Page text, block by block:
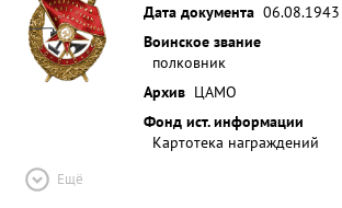
Дата документа 06.08.1943
Воинское звание
полковник
Архив ЦАМО
Фонд ист. информации
Картотека награждений
Ещё